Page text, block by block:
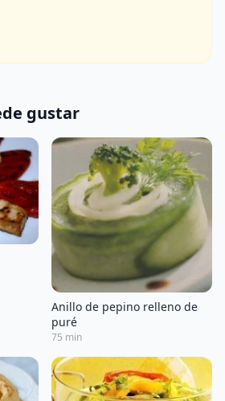
gustar
Anillo de pepino relleno de
puré
75 min